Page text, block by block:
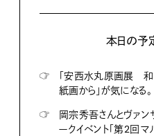
本日の予
☞
「安西水丸原画展 和
紙画から」が気になる。
☞
岡宗秀吾さんとヴァン
ークイベント「第2回マ